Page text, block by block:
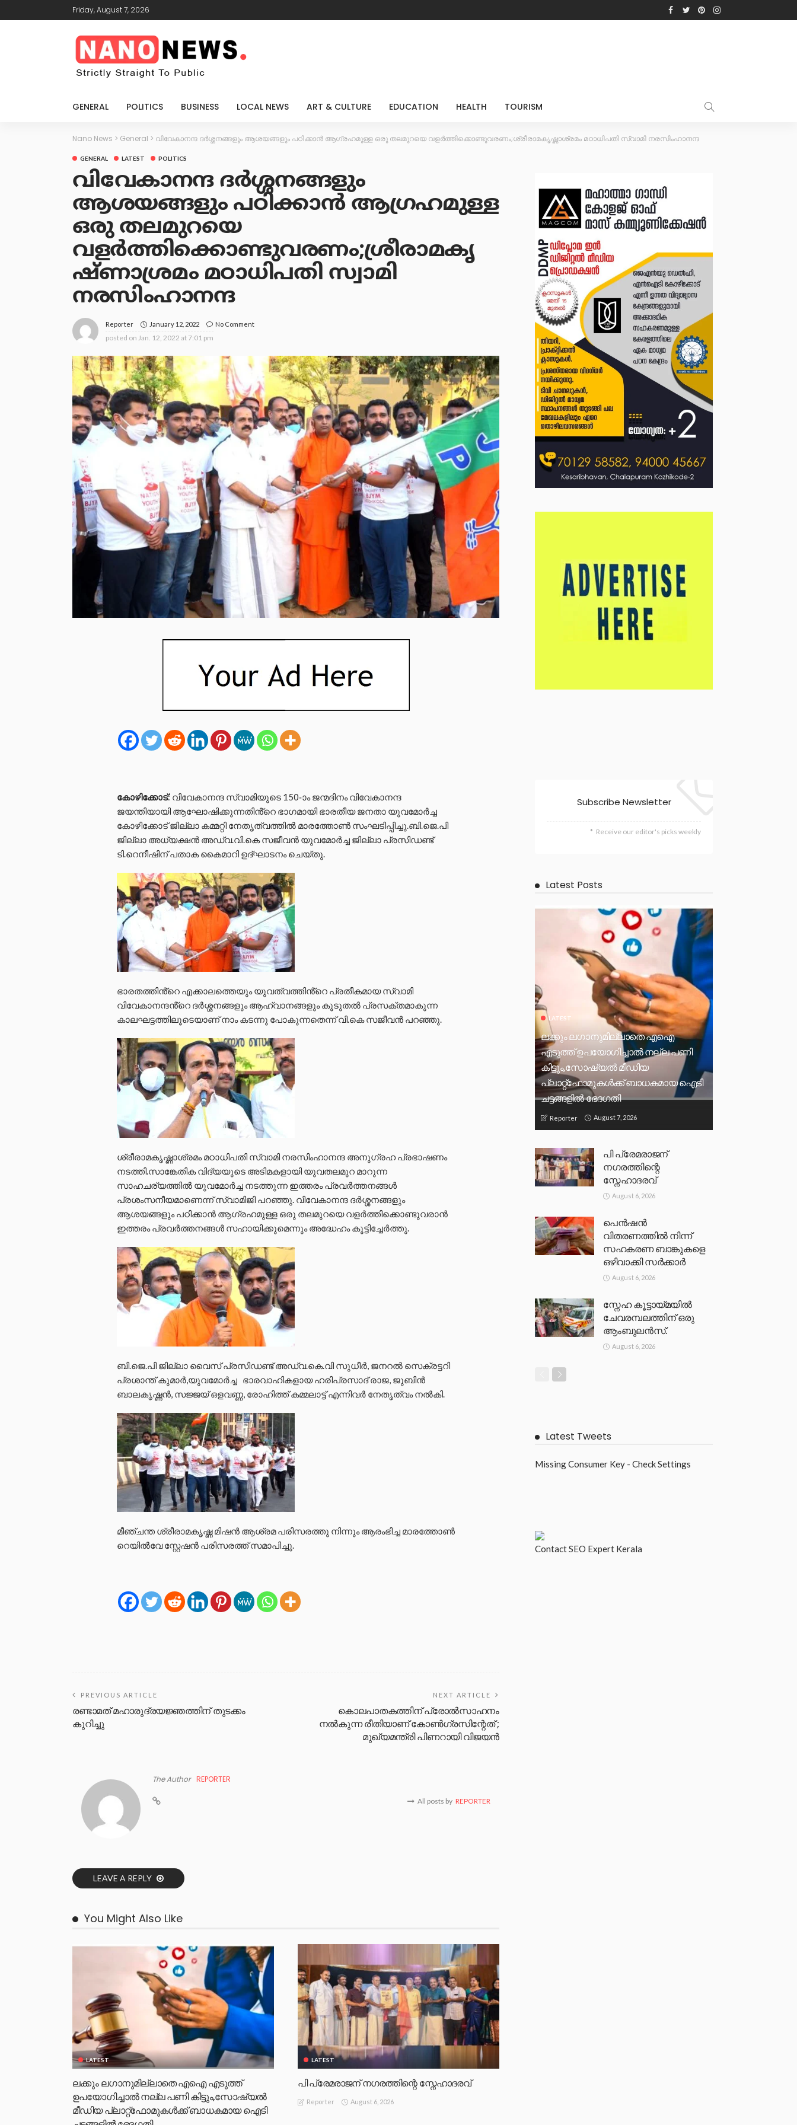
Friday, August 7, 2026
GENERAL POLITICS BUSINESS LOCAL NEWS ART & CULTURE EDUCATION HEALTH TOURISM
Nano News > General > വിവേകാനന്ദ ദർശ്ശനങ്ങളും ആശയങ്ങളും പഠിക്കാൻ ആഗ്രഹമുള്ള ഒരു തലമുറയെ വളർത്തിക്കൊണ്ടുവരണം;ശ്രീരാമകൃഷ്ണാശ്രമം മഠാധിപതി സ്വാമി നരസിംഹാനന്ദ
GENERAL LATEST POLITICS
വിവേകാനന്ദ ദർശ്ശനങ്ങളും
ആശയങ്ങളും പഠിക്കാൻ ആഗ്രഹമുള്ള
ഒരു തലമുറയെ
വളർത്തിക്കൊണ്ടുവരണം;ശ്രീരാമകൃ
ഷ്ണാശ്രമം മഠാധിപതി സ്വാമി
നരസിംഹാനന്ദ
Reporter January 12, 2022 No Comment
posted on Jan. 12, 2022 at 7:01 pm
കോഴിക്കോട്: വിവേകാനന്ദ സ്വാമിയുടെ 150-ാം ജന്മദിനം വിവേകാനന്ദ
ജയന്തിയായി ആഘോഷിക്കുന്നതിൻ്റെ ഭാഗമായി ഭാരതീയ ജനതാ യുവമോർച്ച
കോഴിക്കോട് ജില്ലാ കമ്മറ്റി നേതൃത്വത്തിൽ മാരത്തോൺ സംഘടിപ്പിച്ചു.ബി.ജെ.പി
ജില്ലാ അധ്യക്ഷൻ അഡ്വ.വി.കെ സജീവൻ യുവമോർച്ച ജില്ലാ പ്രസിഡണ്ട്
ടി.റെനീഷിന് പതാക കൈമാറി ഉദ്ഘാടനം ചെയ്തു.
ഭാരതത്തിൻ്റെ എക്കാലത്തെയും യുവത്വത്തിൻ്റെ പ്രതീകമായ സ്വാമി
വിവേകാനന്ദൻ്റെ ദർശ്ശനങ്ങളും ആഹ്വാനങ്ങളും കൂടുതൽ പ്രസക്തമാകുന്ന
കാലഘട്ടത്തിലൂടെയാണ് നാം കടന്നു പോകുന്നതെന്ന് വി.കെ സജീവൻ പറഞ്ഞു.
ശ്രീരാമകൃഷ്ണാശ്രമം മഠാധിപതി സ്വാമി നരസിംഹാനന്ദ അനുഗ്രഹ പ്രഭാഷണം
നടത്തി.സാങ്കേതിക വിദ്യയുടെ അടിമകളായി യുവതലമുറ മാറുന്ന
സാഹചര്യത്തിൽ യുവമോർച്ച നടത്തുന്ന ഇത്തരം പ്രവർത്തനങ്ങൾ
പ്രശംസനീയമാണെന്ന് സ്വാമിജി പറഞ്ഞു. വിവേകാനന്ദ ദർശ്ശനങ്ങളും
ആശയങ്ങളും പഠിക്കാൻ ആഗ്രഹമുള്ള ഒരു തലമുറയെ വളർത്തിക്കൊണ്ടുവരാൻ
ഇത്തരം പ്രവർത്തനങ്ങൾ സഹായിക്കുമെന്നും അദ്ധേഹം കൂട്ടിച്ചേർത്തു.
ബി.ജെ.പി ജില്ലാ വൈസ് പ്രസിഡണ്ട് അഡ്വ.കെ.വി സുധീർ, ജനറൽ സെക്രട്ടറി
പ്രശാന്ത് കുമാർ,യുവമോർച്ച ഭാരവാഹികളായ ഹരിപ്രസാദ് രാജ, ജുബിൻ
ബാലകൃഷ്ണൻ, സജ്ജയ് ഒളവണ്ണ, രോഹിത്ത് കമ്മലാട്ട് എന്നിവർ നേതൃത്വം നൽകി.
മീഞ്ചന്ത ശ്രീരാമകൃഷ്ണ മിഷൻ ആശ്രമ പരിസരത്തു നിന്നും ആരംഭിച്ച മാരത്തോൺ
റെയിൽവേ സ്റ്റേഷൻ പരിസരത്ത് സമാപിച്ചു.
PREVIOUS ARTICLE
രണ്ടാമത് മഹാരുദ്രയജ്ഞത്തിന് തുടക്കം
കുറിച്ചു
NEXT ARTICLE
കൊലപാതകത്തിന് പ്രോൽസാഹനം
നൽകുന്ന രീതിയാണ് കോൺഗ്രസിന്റേത് ;
മുഖ്യമന്ത്രി പിണറായി വിജയൻ
The Author REPORTER
All posts by REPORTER
LEAVE A REPLY
You Might Also Like
LATEST
ലക്കും ലഗാനുമില്ലാതെ എഐ എടുത്ത്
ഉപയോഗിച്ചാല്‍ നല്ല പണി കിട്ടും,സോഷ്യല്‍
മീഡിയ പ്ലാറ്റ്‌ഫോമുകള്‍ക്ക് ബാധകമായ ഐടി
LATEST
പി പ്രേമരാജന് നഗരത്തിന്റെ സ്നേഹാദരവ്
Reporter August 6, 2026
Subscribe Newsletter
Receive our editor's picks weekly
Latest Posts
LATEST
ലക്കും ലഗാനുമില്ലാതെ എഐ
എടുത്ത് ഉപയോഗിച്ചാല്‍ നല്ല പണി
കിട്ടും,സോഷ്യല്‍ മീഡിയ
പ്ലാറ്റ്‌ഫോമുകള്‍ക്ക് ബാധകമായ ഐടി
ചട്ടങ്ങളില്‍ ഭേദഗതി
Reporter August 7, 2026
പി പ്രേമരാജന്
നഗരത്തിന്റെ
സ്നേഹാദരവ്
August 6, 2026
പെൻഷൻ
വിതരണത്തിൽ നിന്ന്
സഹകരണ ബാങ്കുകളെ
ഒഴിവാക്കി സർക്കാർ
August 6, 2026
സ്നേഹ കൂട്ടായ്മയിൽ
ചേവരമ്പലത്തിന് ഒരു
ആംബുലൻസ്.
August 6, 2026
Latest Tweets
Missing Consumer Key - Check Settings
ContactSEO Expert Kerala